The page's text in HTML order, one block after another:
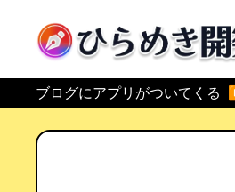
ひらめき開発
ブログにアプリがついてくる